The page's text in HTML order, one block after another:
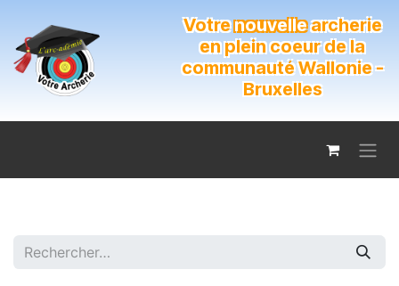
Votrenouvellearcherie
en plein coeur de la
communauté Wallonie -
Bruxelles